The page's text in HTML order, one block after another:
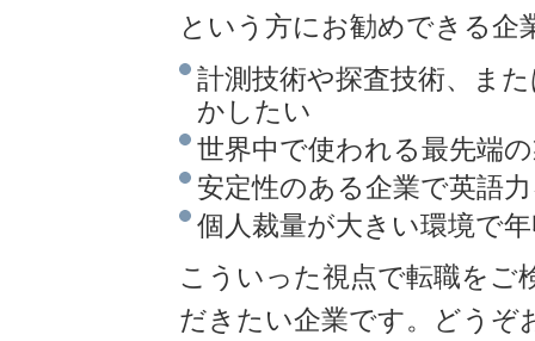
という方にお勧めできる企
計測技術や探査技術、ま
かしたい
世界中で使われる最先端
安定性のある企業で英語
個人裁量が大きい環境で
こういった視点で転職をご
だきたい企業です。どうぞ